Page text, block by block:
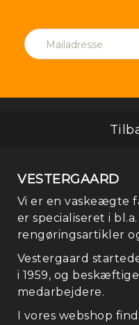
VESTERGAARD
Vi er en vaskeægte
er specialiseret i
rengøringsartikler
Vestergaard
i 1959, og
medarbejdere.
I vores webshop